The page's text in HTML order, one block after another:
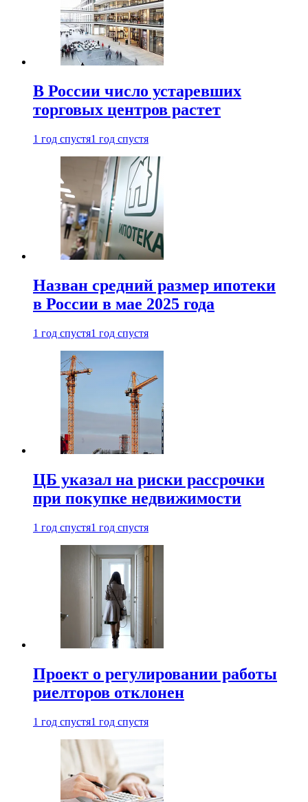
В России число устаревших
торговых центров растет
1 год спустя1 год спустя
Назван средний размер ипотеки
в России в мае 2025 года
1 год спустя1 год спустя
ЦБ указал на риски рассрочки
при покупке недвижимости
1 год спустя1 год спустя
Проект о регулировании работы
риелторов отклонен
1 год спустя1 год спустя